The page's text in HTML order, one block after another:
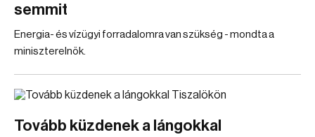
semmit
Energia- és vízügyi forradalomra van szükség - mondta a
miniszterelnök.
Tovább küzdenek a lángokkal